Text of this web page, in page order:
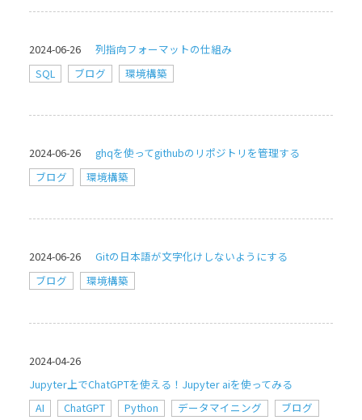
2024-06-26
列指向フォーマットの仕組み
SQL
ブログ 環境構築
2024-06-26
ghqを使ってgithubのリポジトリを管理する
ブログ
環境構築
2024-06-26
Gitの日本語が文字化けしないようにする
ブログ
環境構築
2024-04-26
Jupyter上でChatGPTを使える！Jupyter aiを使ってみる
AI
ChatGPT Python データマイニング
ブログ